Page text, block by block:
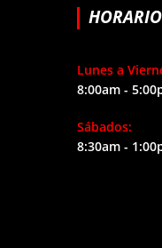
Lunes a
8:00am -
Sábados:
8:30am -